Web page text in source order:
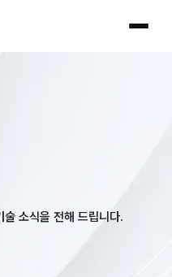
소식을 전해 드립니다.